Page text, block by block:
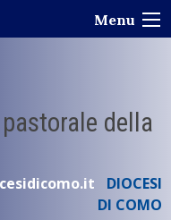
Menu
della
DIOCESI
DI COMO